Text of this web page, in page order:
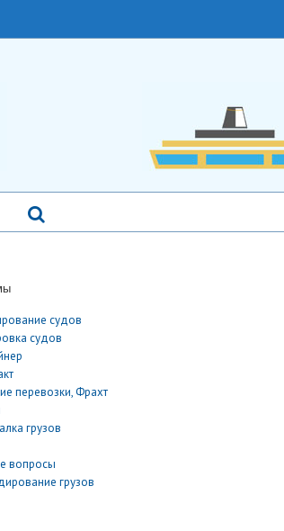
судов
судов
перевозки, Фрахт
грузов
вопросы
грузов